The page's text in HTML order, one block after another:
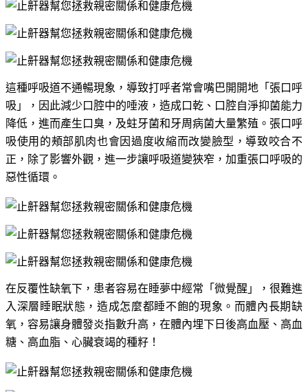
這種呼吸道不通暢現象，導致打呼者常會嘴巴開開地「張口呼
吸」，因此減少口腔中的唾液，造成口乾、口腔自淨抑菌能力
降低，進而產生口臭，及蛀牙菌和牙周病菌大量繁殖。張口呼
吸使用的頰部肌肉也會因過度收縮而改變臉型，導致咬合不
正，除了影響外觀，進一步讓呼吸道變狹窄，加重張口呼吸的
惡性循環。
在反覆性缺氧下，患者容易在睡夢中經常「微覺醒」，很難進
入深層睡眠狀態，造成怎麼都睡不飽的現象。而體內長期缺
氧，容易讓身體發炎指數升高，在體內埋下日後高血壓、高血
糖、高血脂、心臟衰竭的種籽！